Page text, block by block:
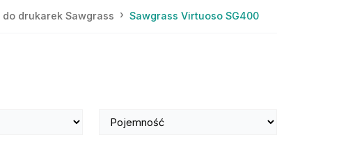
do drukarek Sawgrass Sawgrass Virtuoso SG400